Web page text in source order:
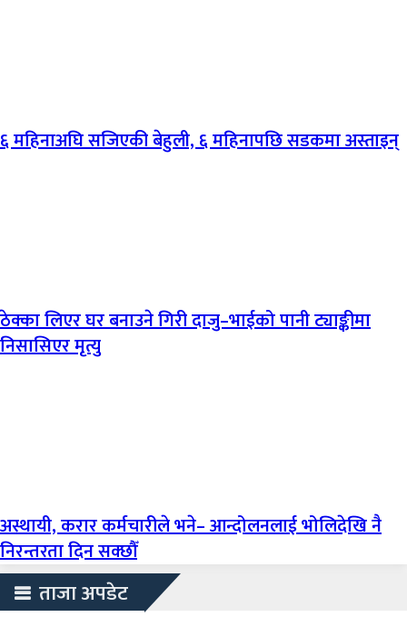
६ महिनाअघि सजिएकी बेहुली, ६ महिनापछि सडकमा अस्ताइन्
ठेक्का लिएर घर बनाउने गिरी दाजु–भाईको पानी ट्याङ्कीमा
निसासिएर मृत्यु
अस्थायी, करार कर्मचारीले भने– आन्दोलनलाई भोलिदेखि नै
निरन्तरता दिन सक्छौँ
ताजा अपडेट